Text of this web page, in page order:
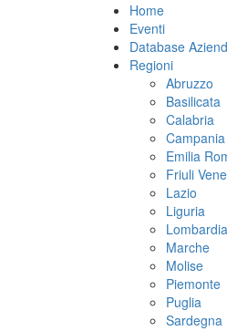
Home
Eventi
Database
Regioni
Abruzzo
Basilicata
Calabria
Campania
Emilia
Friuli
Lazio
Liguria
Lombardia
Marche
Molise
Piemonte
Puglia
Sardegna